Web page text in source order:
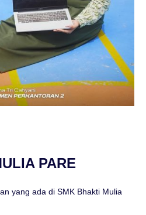
PARE
yang ada di SMK Bhakti Mulia